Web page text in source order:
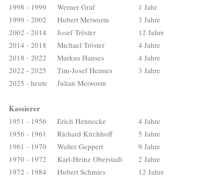
1998 - 1999
Werner Graf
1 Jahr
1999 - 2002
Hubert Meiworm
3 Jahre
2002 - 2014
Josef Tröster
12 Jahre
2014 - 2018
Michael Tröster
4 Jahre
2018 - 2022
Markus Hanses
4 Jahre
2022 - 2025
Tim-Josef Heimes
3 Jahre
2025 - heute
Julian Meiworm
Kassierer
1951 - 1956 Erich Hennecke
4 Jahre
1956 - 1961
Richard Kirchhoff
5 Jahre
1961 - 1970
Walter Geppert
9 Jahre
1970 - 1972
Karl-Heinz Oberstadt
2 Jahre
1972 - 1984
Hubert Schmies
12 Jahre